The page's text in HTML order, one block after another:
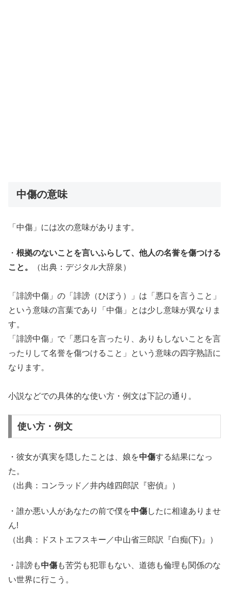
中傷の意味
「中傷」には次の意味があります。
・ 根拠のないことを言いふらして、他人の名誉を傷つける
こと。
（出典：デジタル大辞泉）
「誹謗中傷」の「誹謗（ひぼう）」は「悪口を言うこと」
という意味の言葉であり「中傷」とは少し意味が異なりま
す。
「誹謗中傷」で「悪口を言ったり、ありもしないことを言
ったりして名誉を傷つけること」という意味の四字熟語に
なります。
小説などでの具体的な使い方・例文は下記の通り。
使い方・例文
・彼女が真実を隠したことは、娘を中傷する結果になっ
た。
（出典：コンラッド／井内雄四郎訳『密偵』）
・誰か悪い人があなたの前で僕を中傷したに相違ありませ
ん!
（出典：ドストエフスキー／中山省三郎訳『白痴(下)』）
・誹謗も中傷も苦労も犯罪もない、道徳も倫理も関係のな
い世界に行こう。